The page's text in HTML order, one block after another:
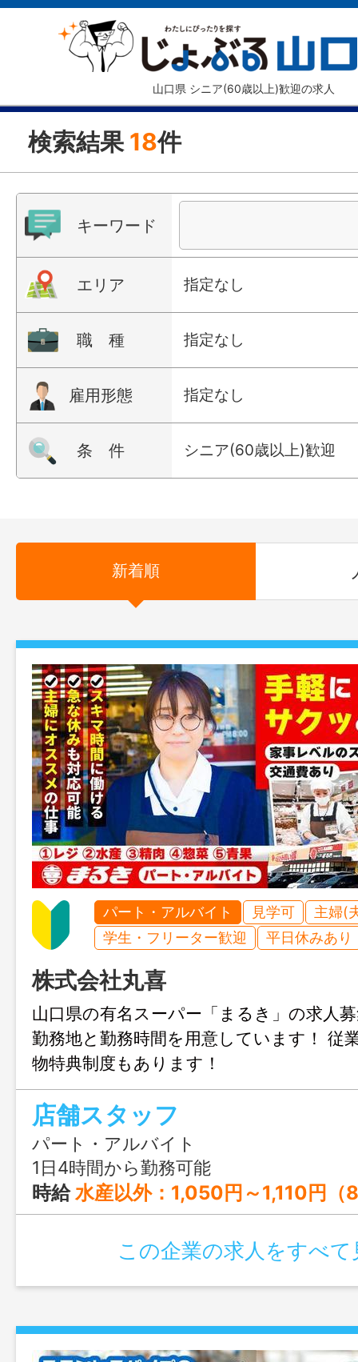
山口県 シニア(60歳以上)歓迎の求人
検索結果 18件
キーワード
エリア 指定なし
職 種 指定なし
雇用形態 指定なし
条 件 シニア(60歳以上)歓迎
新着順
パート・アルバイト 見学可
主婦(
学生・フリーター歓迎
平日休みあり
株式会社丸喜
山口県の有名スーパー「まるき」の求人
勤務地と勤務時間を用意しています！ 従
物特典制度もあります！
店舗スタッフ
パート・アルバイト
1日4時間から勤務可能
時給水産以外：1,050円～1,110円（8:00～18:00） 1,070円～1,130円（その他の時間帯） 時給 水産のみ：1,090円～1,150円（8:00～18:00） 1,110円～1,170円（その他の時間帯） 時給 夜間店長：1,050円 ※パート（週の所定労働日数5日、希望公休3日以内）の
この企業の求人をすべて